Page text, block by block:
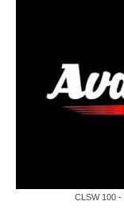
CLSW 100 -